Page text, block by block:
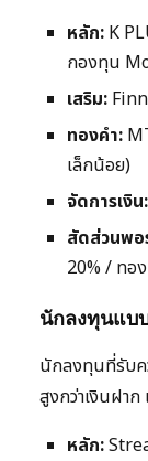
หลัก: K
กองทุน
เสริม:
ทองคำ:
เล็กน้อย)
จัดการเงิน:
สัดส่วนพอ
20% / ทอ
นักลงทุนแบ
นักลงทุนที่รับค
สูงกว่าเงินฝาก
หลัก: